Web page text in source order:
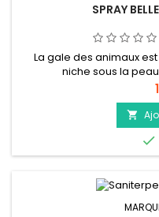
SPRAY
La gale des animaux
niche sous la
démangeaisons. Elle se
écailles et un
Belles Pattes allie
de cade contre la gale,

